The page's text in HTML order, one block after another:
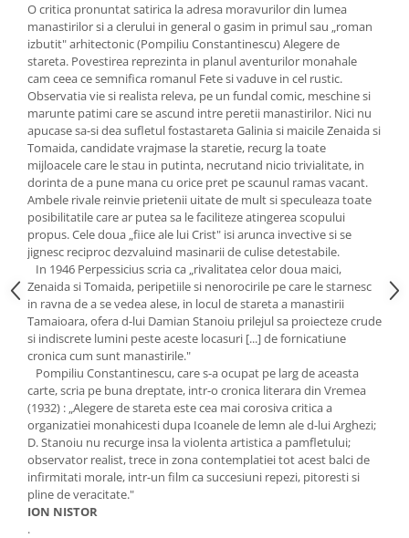
O critica pronuntat satirica la adresa moravurilor din lumea
manastirilor si a clerului in general o gasim in primul sau „roman
izbutit" arhitectonic (Pompiliu Constantinescu) Alegere de
stareta. Povestirea reprezinta in planul aventurilor monahale
cam ceea ce semnifica romanul Fete si vaduve in cel rustic.
Observatia vie si realista releva, pe un fundal comic, meschine si
marunte patimi care se ascund intre peretii manastirilor. Nici nu
apucase sa-si dea sufletul fostastareta Galinia si maicile Zenaida si
Tomaida, candidate vrajmase la staretie, recurg la toate
mijloacele care le stau in putinta, necrutand nicio trivialitate, in
dorinta de a pune mana cu orice pret pe scaunul ramas vacant.
Ambele rivale reinvie prietenii uitate de mult si speculeaza toate
posibilitatile care ar putea sa le faciliteze atingerea scopului
propus. Cele doua „fiice ale lui Crist" isi arunca invective si se
jignesc reciproc dezvaluind masinarii de culise detestabile.
In 1946 Perpessicius scria ca „rivalitatea celor doua maici,
Zenaida si Tomaida, peripetiile si nenorocirile pe care le starnesc
in ravna de a se vedea alese, in locul de stareta a manastirii
Tamaioara, ofera d-lui Damian Stanoiu prilejul sa proiecteze crude
si indiscrete lumini peste aceste locasuri [...] de fornicatiune
cronica cum sunt manastirile."
Pompiliu Constantinescu, care s-a ocupat pe larg de aceasta
carte, scria pe buna dreptate, intr-o cronica literara din Vremea
(1932) : „Alegere de stareta este cea mai corosiva critica a
organizatiei monahicesti dupa Icoanele de lemn ale d-lui Arghezi;
D. Stanoiu nu recurge insa la violenta artistica a pamfletului;
observator realist, trece in zona contemplatiei tot acest balci de
infirmitati morale, intr-un film ca succesiuni repezi, pitoresti si
pline de veracitate."
ION NISTOR
.